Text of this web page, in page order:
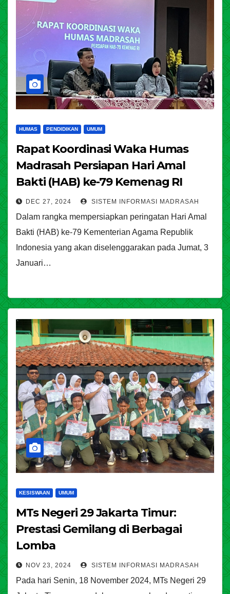
HUMAS PENDIDIKAN UMUM
Rapat Koordinasi Waka Humas
Madrasah Persiapan Hari Amal
Bakti (HAB) ke-79 Kemenag RI
DEC 27, 2024 SISTEM INFORMASI MADRASAH
Dalam rangka mempersiapkan peringatan Hari Amal
Bakti (HAB) ke-79 Kementerian Agama Republik
Indonesia yang akan diselenggarakan pada Jumat, 3
Januari…
KESISWAAN UMUM
MTs Negeri 29 Jakarta Timur:
Prestasi Gemilang di Berbagai
Lomba
NOV 23, 2024 SISTEM INFORMASI MADRASAH
Pada hari Senin, 18 November 2024, MTs Negeri 29